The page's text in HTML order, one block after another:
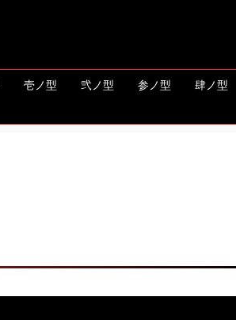
壱ノ型 弐ノ型 参ノ型 肆ノ型